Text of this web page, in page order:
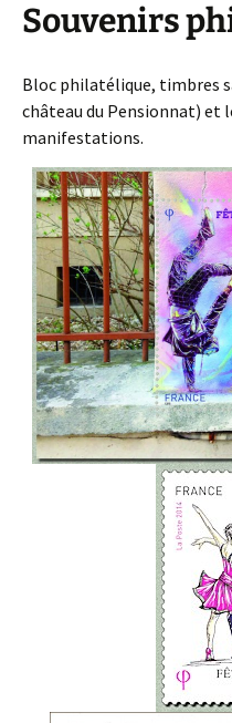
Souvenirs
Bloc philatélique, timbres
château du Pensionnat) et
manifestations.